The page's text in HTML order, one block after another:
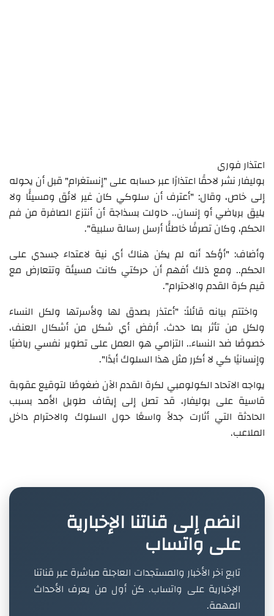
اعتذار فوري
بوليفار نشر لاحقًا اعتذارًا عبر حسابه على "إنستغرام" قبل أن يحوله
إلى خاص، وقال: "أعترف أن سلوكي كان غير لائق ومسيئًا ولا
يليق برياضي أو إنسان.. حاولت بسذاجة أن أنتزع الصافرة من فم
الحكم، وكان تصرفًا خاطئًا أرسل رسالة سلبية".
وأضاف: "أؤكد أنه لم يكن هناك أي نية لاعتداء جسدي على
الحكم.. ومع ذلك أفهم أن حركتي كانت مسيئة وتتعارض مع
قيم كرة القدم والاحترام".
واختتم بيانه قائلاً: "أعتذر بصدق لها ولأسرتها ولكل النساء
ولكل من تأثر بما حدث. أرفض أي شكل من أشكال العنف،
خصوصًا ضد النساء.. التزامي هو العمل على تطوير نفسي رياضيًا
وإنسانيًا كي لا أكرر مثل هذا السلوك أبدًا".
يواجه الاتحاد الكولومبي لكرة القدم الآن ضغوطًا لتوقيع عقوبة
قاسية على بوليفار، قد تصل إلى إيقاف طويل الأمد بسبب
الحادثة التي أثارت جدلاً واسعًا حول السلوك والاحترام داخل
الملاعب.
انضم إلى قناتنا الإخبارية
على واتساب
تابع آخر الأخبار والمستجدات العاجلة مباشرة عبر قناتنا
الإخبارية على واتساب. كن أول من يعرف الأحداث
المهمة.